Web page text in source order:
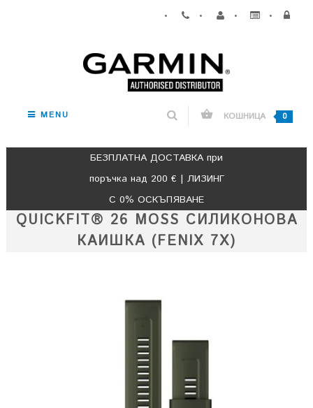
• • • •
MENU КОШНИЦА 0
БЕЗПЛАТНА ДОСТАВКА при
поръчка над 200 € | ЛИЗИНГ
С 0% ОСКЪПЯВАНЕ
QUICKFIT® 26 MOSS СИЛИКОНОВА
КАИШКА (FENIX 7X)